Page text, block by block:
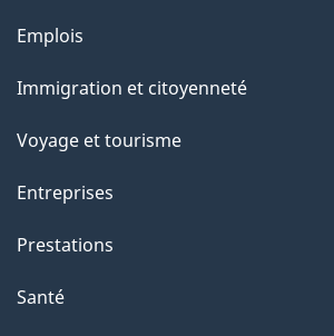
Thèmes
sujets
Emplois
Immigration et citoyenneté
Voyage et tourisme
Entreprises
Prestations
Santé